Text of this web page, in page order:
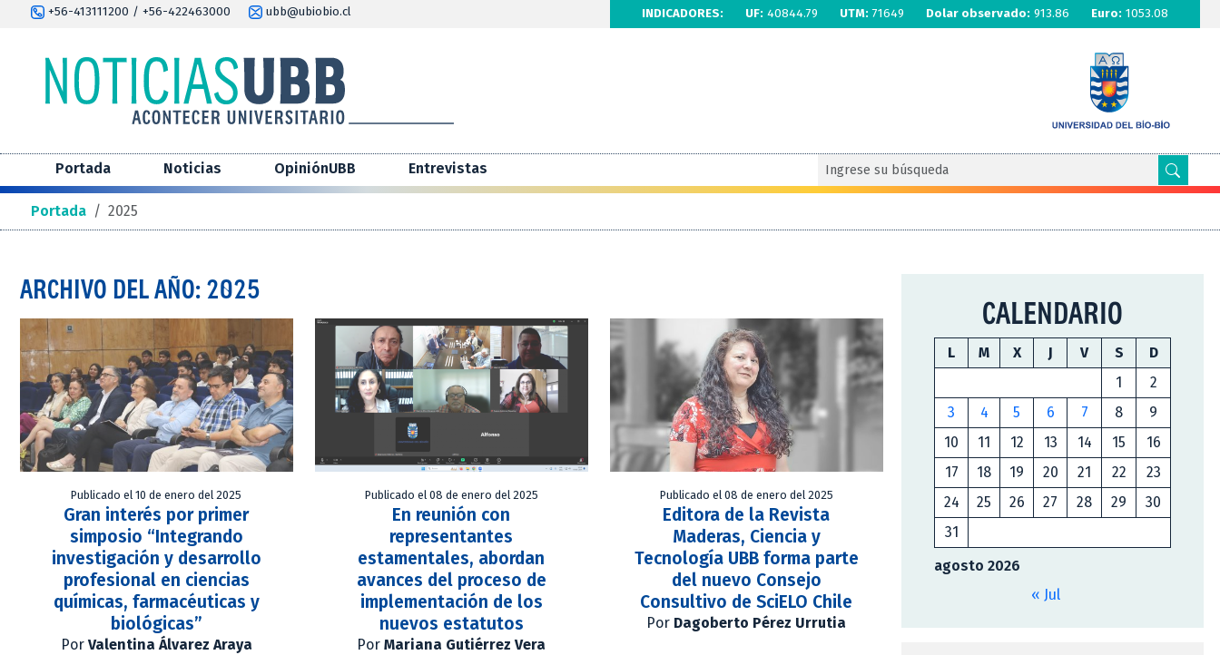
+56-413111200 / +56-422463000 ubb@ubiobio.cl INDICADORES: UF: 40844.79 UTM: 71649 Dolar observado: 913.86 Euro: 1053.08
Portada Noticias OpiniónUBB Entrevistas
Portada / 2025
ARCHIVO DEL AÑO: 2025
Publicado el 10 de enero del 2025
Gran interés por primer
simposio “Integrando
investigación y desarrollo
profesional en ciencias
químicas, farmacéuticas y
biológicas”
Por Valentina Álvarez Araya
Publicado el 08 de enero del 2025
En reunión con
representantes
estamentales, abordan
avances del proceso de
implementación de los
nuevos estatutos
PorMariana Gutiérrez Vera
Publicado el 08 de enero del 2025
Editora de la Revista
Maderas, Ciencia y
Tecnología UBB forma parte
del nuevo Consejo
Consultivo de SciELO Chile
Por Dagoberto Pérez Urrutia
CALENDARIO
agosto 2026
L M X J V S
D
1
2
3
4 5 6 7 8
9
10
11 12 13 14 15
16
17
18 19 20 21 22
23
24
25 26 27 28 29
30
31
« Jul